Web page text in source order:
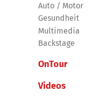
Auto / Motor
Gesundheit
Multimedia
Backstage
OnTour
Videos